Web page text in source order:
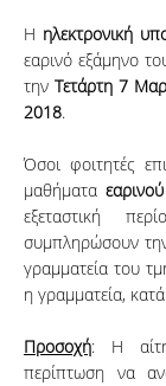
Η ηλεκτρονική
εαρινό εξάμηνο
την Τετάρτη 7
2018.
Όσοι φοιτητές
μαθήματα εαρινού
εξεταστική
συμπληρώσουν
γραμματεία του
η γραμματεία,
Προσοχή: Η
περίπτωση να